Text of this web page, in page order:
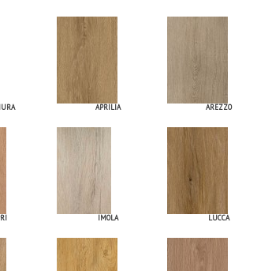
APRILIA AREZZO
IMOLA LUCCA